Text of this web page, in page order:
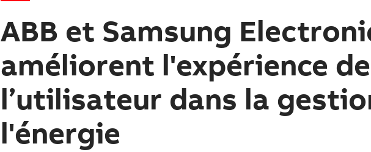
ABB et Samsung
améliorent l'expérience de
l’utilisateur dans la
l'énergie